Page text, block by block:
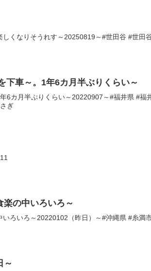
しくなりそうれす～20250819～#世田谷 #世田
下車～。1年6カ月半ぶりくらい～
6カ月半ぶりくらい～20220907～#福井県 #福
ぎ
の中いろいろ～
いろいろ～20220102（昨日）～#沖縄県 #糸満
～